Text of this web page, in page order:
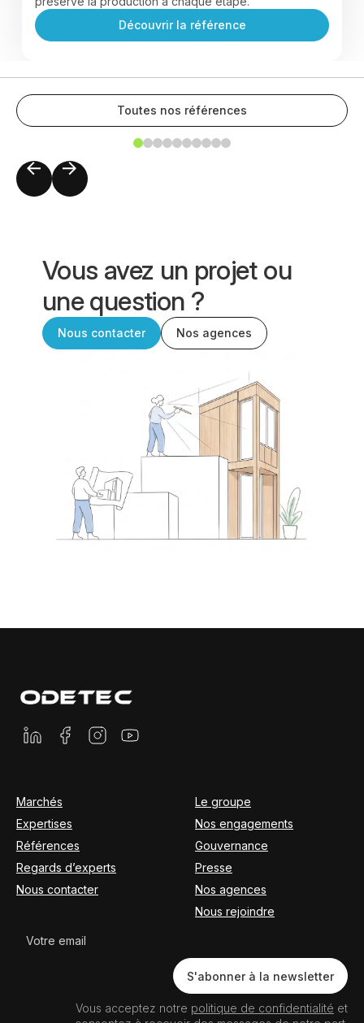
Découvrir la référence
Toutes nos références
Vous avez un projet ou
une question ?
Nous contacter Nos agences
Marchés
Expertises
Références
Regards d’experts
Nous contacter
Le groupe
Nos engagements
Gouvernance
Presse
Nos agences
Nous rejoindre
S'abonner à la newsletter
Vous acceptez notre politique de confidentialité et